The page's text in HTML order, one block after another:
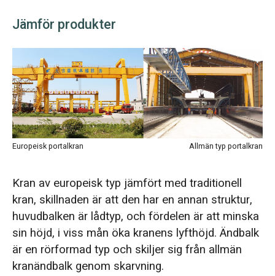
Jämför produkter
Europeisk portalkran Allmän typ portalkran
Kran av europeisk typ jämfört med traditionell
kran, skillnaden är att den har en annan struktur,
huvudbalken är lådtyp, och fördelen är att minska
sin höjd, i viss mån öka kranens lyfthöjd. Ändbalk
är en rörformad typ och skiljer sig från allmän
kranändbalk genom skarvning.